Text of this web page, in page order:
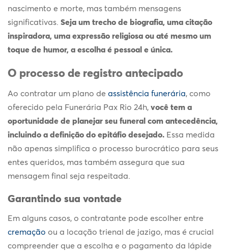
nascimento e morte, mas também mensagens
significativas. Seja um trecho de biografia, uma citação
inspiradora, uma expressão religiosa ou até mesmo um
toque de humor, a escolha é pessoal e única.
O processo de registro antecipado
Ao contratar um plano de assistência funerária, como
oferecido pela Funerária Pax Rio 24h, você tem a
oportunidade de planejar seu funeral com antecedência,
incluindo a definição do epitáfio desejado. Essa medida
não apenas simplifica o processo burocrático para seus
entes queridos, mas também assegura que sua
mensagem final seja respeitada.
Garantindo sua vontade
Em alguns casos, o contratante pode escolher entre
cremação ou a locação trienal de jazigo, mas é crucial
compreender que a escolha e o pagamento da lápide